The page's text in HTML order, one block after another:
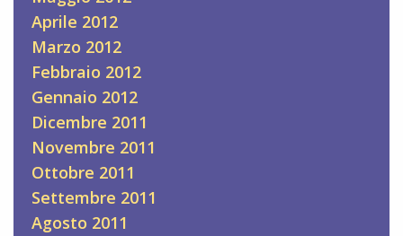
Aprile 2012
Marzo 2012
Febbraio 2012
Gennaio 2012
Dicembre 2011
Novembre 2011
Ottobre 2011
Settembre 2011
Agosto 2011